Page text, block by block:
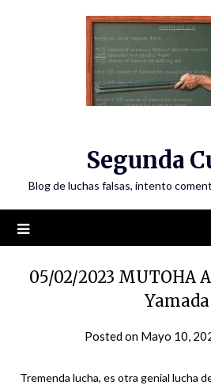
Segunda
Blog de luchas falsas, intento
05/02/2023 MUTOHA
Yamada
Posted on Mayo 10,
Tremenda lucha, es otra genial lucha